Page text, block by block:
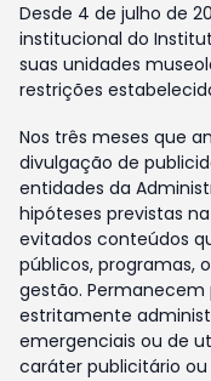
Desde 4 de julho de
institucional do
suas unidades
restrições
Nos três meses que
divulgação de
entidades da
hipóteses previstas
evitados conteúdos
públicos, programas,
gestão.
estritamente
emergenciais ou de
caráter publicitário